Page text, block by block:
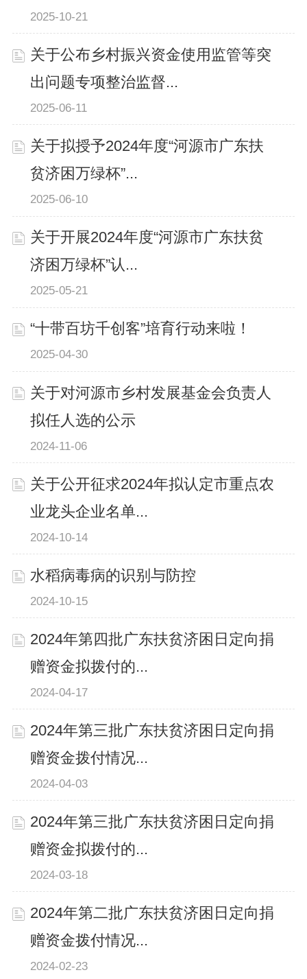
2025-10-21
关于公布乡村振兴资金使用监管等突
出问题专项整治监督...
2025-06-11
关于拟授予2024年度“河源市广东扶
贫济困万绿杯”...
2025-06-10
关于开展2024年度“河源市广东扶贫
济困万绿杯”认...
2025-05-21
“十带百坊千创客”培育行动来啦！
2025-04-30
关于对河源市乡村发展基金会负责人
拟任人选的公示
2024-11-06
关于公开征求2024年拟认定市重点农
业龙头企业名单...
2024-10-14
水稻病毒病的识别与防控
2024-10-15
2024年第四批广东扶贫济困日定向捐
赠资金拟拨付的...
2024-04-17
2024年第三批广东扶贫济困日定向捐
赠资金拨付情况...
2024-04-03
2024年第三批广东扶贫济困日定向捐
赠资金拟拨付的...
2024-03-18
2024年第二批广东扶贫济困日定向捐
赠资金拨付情况...
2024-02-23